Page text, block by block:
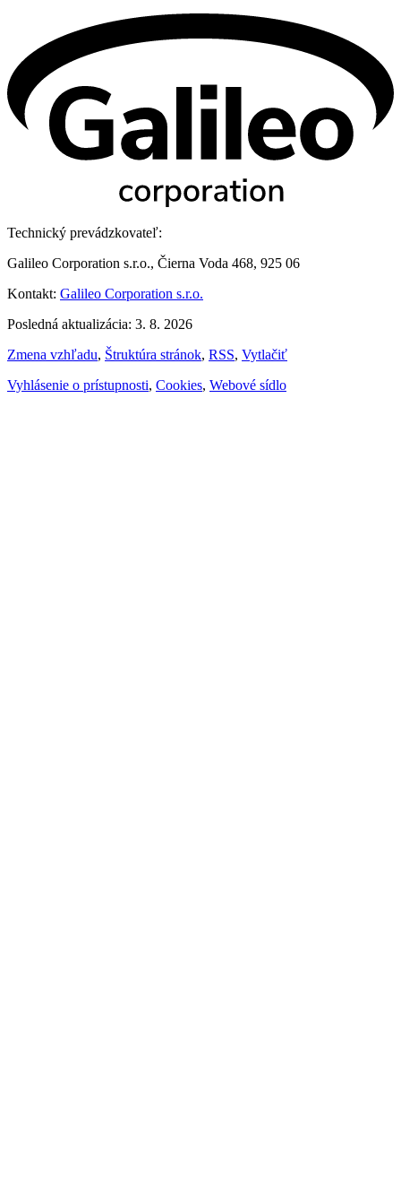
Technický prevádzkovateľ:
Galileo Corporation s.r.o., Čierna Voda 468, 925 06
Kontakt: Galileo Corporation s.r.o.
Posledná aktualizácia: 3. 8. 2026
Zmena vzhľadu, Štruktúra stránok, RSS, Vytlačiť
Vyhlásenie o prístupnosti, Cookies, Webové sídlo